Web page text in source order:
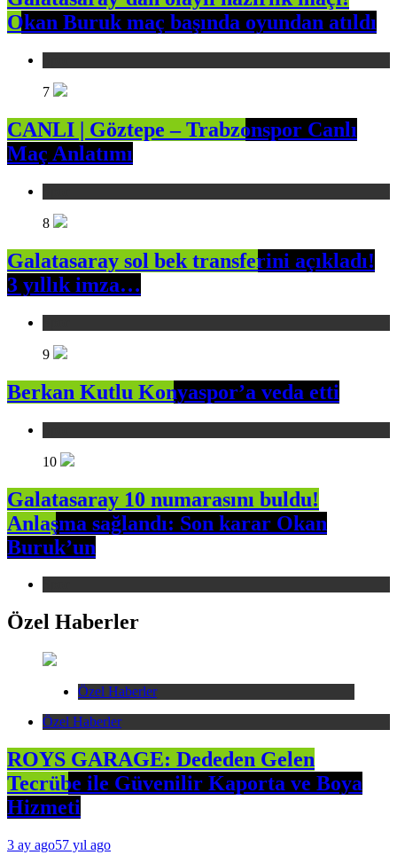
Okan Buruk maç başında oyundan atıldı
7
CANLI | Göztepe – Trabzonspor Canlı
Maç Anlatımı
8
Galatasaray sol bek transferini açıkladı!
3 yıllık imza…
9
Berkan Kutlu Konyaspor’a veda etti
10
Galatasaray 10 numarasını buldu!
Anlaşma sağlandı: Son karar Okan
Buruk’un
Özel Haberler
Özel Haberler
Özel Haberler
ROYS GARAGE: Dededen Gelen
Tecrübe ile Güvenilir Kaporta ve Boya
Hizmeti
3 ay ago57 yıl ago